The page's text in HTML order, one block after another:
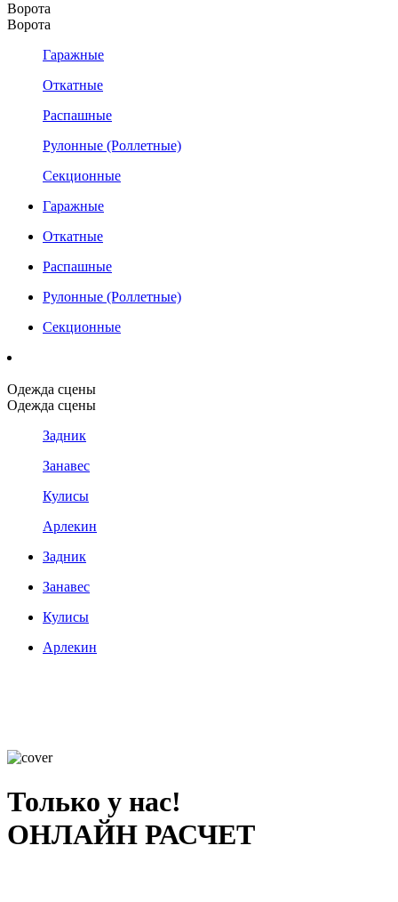
Ворота
Ворота
Гаражные
Откатные
Распашные
Рулонные (Роллетные)
Секционные
Гаражные
Откатные
Распашные
Рулонные (Роллетные)
Секционные
Одежда сцены
Одежда сцены
Задник
Занавес
Кулисы
Арлекин
Задник
Занавес
Кулисы
Арлекин
Только у нас!
ОНЛАЙН РАСЧЕТ